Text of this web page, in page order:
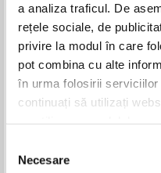
a analiza traficul. De
rețele sociale, de
privire la modul în care
pot combina cu alte
în urma folosirii
continuați să utilizați
consimțământului
Necesare
Denumire
Tip motor
Putere motor
Turație motor
Număr roți
Diametru maxim de tăiere
Greutate neta
Garanție produs